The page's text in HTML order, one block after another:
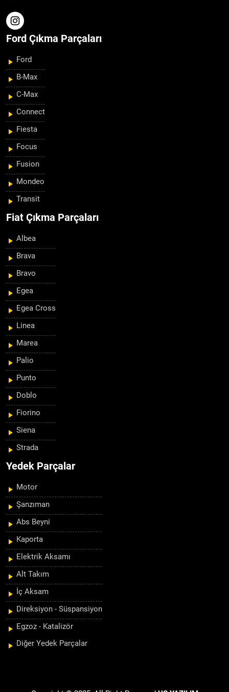
Ford Çıkma Parçaları
Ford
B-Max
C-Max
Connect
Fiesta
Focus
Fusion
Mondeo
Transit
Fiat Çıkma Parçaları
Albea
Brava
Bravo
Egea
Egea Cross
Linea
Marea
Palio
Punto
Doblo
Fiorino
Siena
Strada
Yedek Parçalar
Motor
Şanzıman
Abs Beyni
Kaporta
Elektrik Aksamı
Alt Takım
İç Aksam
Direksiyon - Süspansiyon
Egzoz - Katalizör
Diğer Yedek Parçalar